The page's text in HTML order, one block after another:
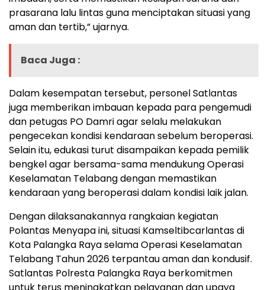
prasarana lalu lintas guna menciptakan situasi yang
aman dan tertib,” ujarnya.
Baca Juga :
Dalam kesempatan tersebut, personel Satlantas
juga memberikan imbauan kepada para pengemudi
dan petugas PO Damri agar selalu melakukan
pengecekan kondisi kendaraan sebelum beroperasi.
Selain itu, edukasi turut disampaikan kepada pemilik
bengkel agar bersama-sama mendukung Operasi
Keselamatan Telabang dengan memastikan
kendaraan yang beroperasi dalam kondisi laik jalan.
Dengan dilaksanakannya rangkaian kegiatan
Polantas Menyapa ini, situasi Kamseltibcarlantas di
Kota Palangka Raya selama Operasi Keselamatan
Telabang Tahun 2026 terpantau aman dan kondusif.
Satlantas Polresta Palangka Raya berkomitmen